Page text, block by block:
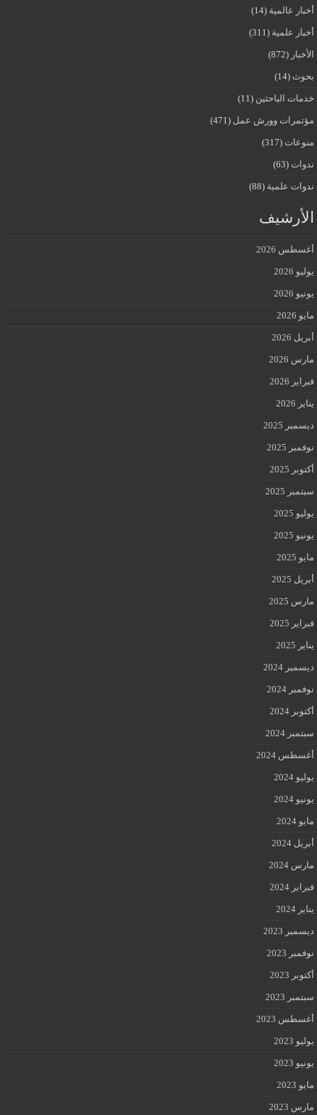
أخبار عالمية (14)
أخبار علمية (311)
الأخبار (872)
بحوث (14)
خدمات الباحثين (11)
مؤتمرات وورش عمل (471)
منوعات (317)
ندوات (63)
ندوات علمية (88)
الأرشيف
أغسطس 2026
يوليو 2026
يونيو 2026
مايو 2026
أبريل 2026
مارس 2026
فبراير 2026
يناير 2026
ديسمبر 2025
نوفمبر 2025
أكتوبر 2025
سبتمبر 2025
يوليو 2025
يونيو 2025
مايو 2025
أبريل 2025
مارس 2025
فبراير 2025
يناير 2025
ديسمبر 2024
نوفمبر 2024
أكتوبر 2024
سبتمبر 2024
أغسطس 2024
يوليو 2024
يونيو 2024
مايو 2024
أبريل 2024
مارس 2024
فبراير 2024
يناير 2024
ديسمبر 2023
نوفمبر 2023
أكتوبر 2023
سبتمبر 2023
أغسطس 2023
يوليو 2023
يونيو 2023
مايو 2023
مارس 2023